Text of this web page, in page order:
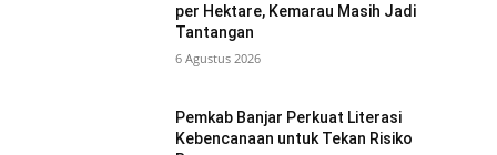
per Hektare, Kemarau Masih Jadi
Tantangan
6 Agustus 2026
Pemkab Banjar Perkuat Literasi
Kebencanaan untuk Tekan Risiko